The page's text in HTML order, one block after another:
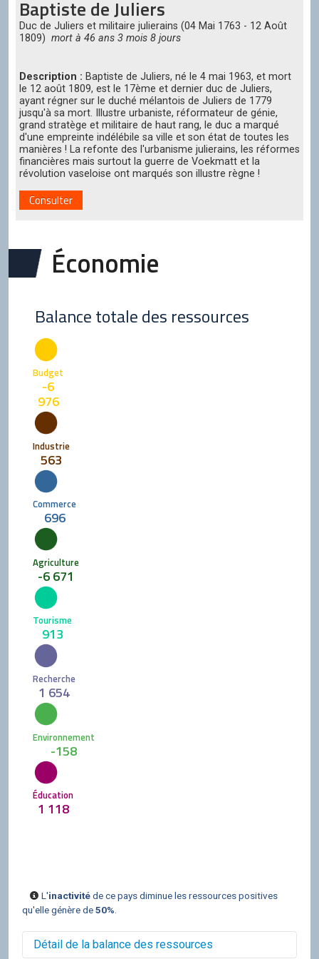
Baptiste de Juliers
Duc de Juliers et militaire julierains (04 Mai 1763 - 12 Août
1809) mort à 46 ans 3 mois 8 jours
Description : Baptiste de Juliers, né le 4 mai 1963, et mort
le 12 août 1809, est le 17ème et dernier duc de Juliers,
ayant régner sur le duché mélantois de Juliers de 1779
jusqu'à sa mort. Illustre urbaniste, réformateur de génie,
grand stratège et militaire de haut rang, le duc a marqué
d'une empreinte indélébile sa ville et son état de toutes les
manières ! La refonte des l'urbanisme julierains, les réformes
financières mais surtout la guerre de Voekmatt et la
révolution vaseloise ont marqués son illustre règne !
Consulter
Économie
Balance totale des ressources
Budget
-6
976
Industrie
563
Commerce
696
Agriculture
-6 671
Tourisme
913
Recherche
1 654
Environnement
-158
Éducation
1 118
L'inactivitéde ce pays diminue les ressources positives
qu'elle génère de50%
Détail de la balance des ressources